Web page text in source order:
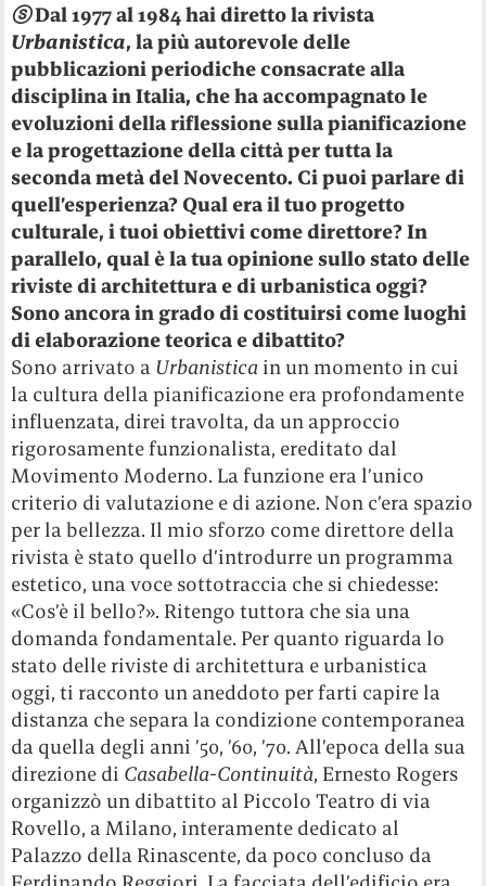
ⓢDal 1977 al 1984 hai diretto la rivista
Urbanistica, la più autorevole delle
pubblicazioni periodiche consacrate alla
disciplina in Italia, che ha accompagnato le
evoluzioni della riflessione sulla pianificazione
e la progettazione della città per tutta la
seconda metà del Novecento. Ci puoi parlare di
quell’esperienza? Qual era il tuo progetto
culturale, i tuoi obiettivi come direttore? In
parallelo, qual è la tua opinione sullo stato delle
riviste di architettura e di urbanistica oggi?
Sono ancora in grado di costituirsi come luoghi
di elaborazione teorica e dibattito?
Sono arrivato a Urbanistica in un momento in cui
la cultura della pianificazione era profondamente
influenzata, direi travolta, da un approccio
rigorosamente funzionalista, ereditato dal
Movimento Moderno. La funzione era l’unico
criterio di valutazione e di azione. Non c’era spazio
per la bellezza. Il mio sforzo come direttore della
rivista è stato quello d’introdurre un programma
estetico, una voce sottotraccia che si chiedesse:
«Cos’è il bello?». Ritengo tuttora che sia una
domanda fondamentale. Per quanto riguarda lo
stato delle riviste di architettura e urbanistica
oggi, ti racconto un aneddoto per farti capire la
distanza che separa la condizione contemporanea
da quella degli anni ’50, ’60, ’70. All’epoca della sua
direzione di Casabella-Continuità, Ernesto Rogers
organizzò un dibattito al Piccolo Teatro di via
Rovello, a Milano, interamente dedicato al
Palazzo della Rinascente, da poco concluso da